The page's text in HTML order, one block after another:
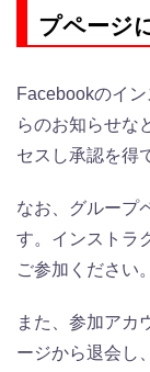
プページ
Facebookのイ
らのお知らせな
セスし承認を得
なお、グループ
す。インストラ
ご参加ください。
また、参加アカ
ージから退会し